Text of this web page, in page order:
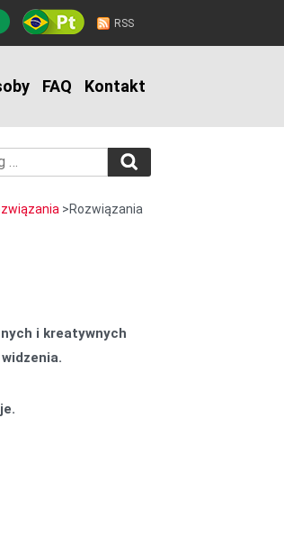
RSS
FAQ Kontakt
>Rozwiązania
i kreatywnych